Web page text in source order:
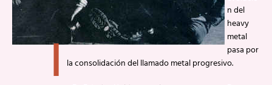
I
n del
heavy
metal
pasa por
la consolidación del llamado metal progresivo.